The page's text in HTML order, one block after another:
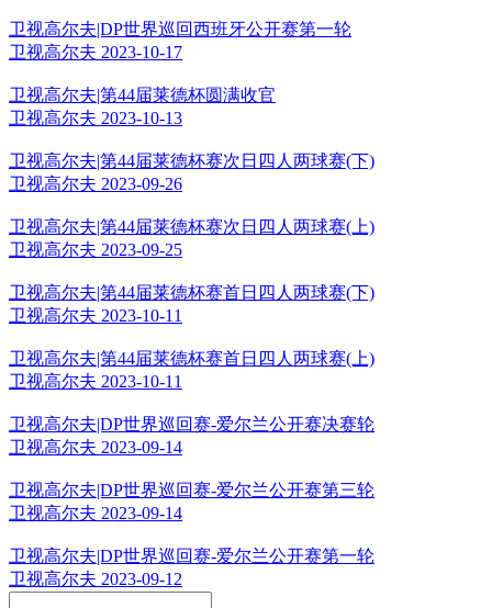
卫视高尔夫|DP世界巡回西班牙公开赛第一轮
卫视高尔夫 2023-10-17
卫视高尔夫|第44届莱德杯圆满收官
卫视高尔夫 2023-10-13
卫视高尔夫|第44届莱德杯赛次日四人两球赛(下)
卫视高尔夫 2023-09-26
卫视高尔夫|第44届莱德杯赛次日四人两球赛(上)
卫视高尔夫 2023-09-25
卫视高尔夫|第44届莱德杯赛首日四人两球赛(下)
卫视高尔夫 2023-10-11
卫视高尔夫|第44届莱德杯赛首日四人两球赛(上)
卫视高尔夫 2023-10-11
卫视高尔夫|DP世界巡回赛-爱尔兰公开赛决赛轮
卫视高尔夫 2023-09-14
卫视高尔夫|DP世界巡回赛-爱尔兰公开赛第三轮
卫视高尔夫 2023-09-14
卫视高尔夫|DP世界巡回赛-爱尔兰公开赛第一轮
卫视高尔夫 2023-09-12